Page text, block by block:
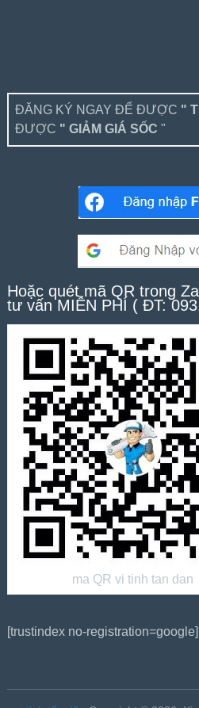
ĐĂNG KÝ NGAY ĐỂ ĐƯỢC "
ĐƯỢC " GIẢM GIÁ SỐC "
Hoặc quét mã QR trong
tư vấn MIỄN PHÍ ( ĐT:
ma QR vi tinh tan dan
[trustindex no-registration=google]